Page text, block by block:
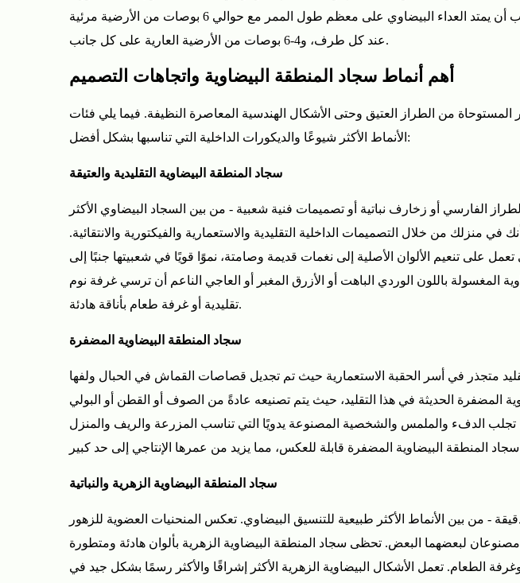
المنطقة
البيضاوية
الزهرية
3.4
سجاد
بيضاوية
صلبة
وبسيطة
4
مواد
سجادة
المنطقة
البيضاوية:
ما
هي
المواد
المناسبة
لمساحتك
الخاصة؟
5
جعل
السجادة
البيضاوية
ترحيبية، مع رؤية 12-18 بوصة من الأرضية العارية حول جميع جوانب السجادة. في الردهة، يجب أن يمتد العداء البيضاوي على معظم طول الممر مع حوالي 6 بوصات من الأرضية مرئية
عند كل طرف، و4-6 بوصات من الأرضية العارية على كل جانب.
أهم أنماط سجاد المنطقة البيضاوية واتجاهات التصميم
من الطراز العتيق وحتى الأشكال الهندسية المعاصرة النظيفة. فيما يلي فئات
الأنماط الأكثر شيوعًا والديكورات الداخلية التي تناسبها بشكل أفضل:
سجاد المنطقة البيضاوية التقليدية والعتيقة
الفارسي أو زخارف نباتية أو تصميمات فنية شعبية - من بين السجاد البيضاوي الأكثر
من خلال التصميمات الداخلية التقليدية والاستعمارية والفيكتورية والانتقائية.
على تنعيم الألوان الأصلية إلى نغمات قديمة وصامتة، نموًا قويًا في شعبيتها جنبًا إلى
المغسولة باللون الوردي الباهت أو الأزرق المغبر أو العاجي الناعم أن ترسي غرفة نوم
تقليدية أو غرفة طعام بأناقة هادئة.
سجاد المنطقة البيضاوية المضفرة
متجذر في أسر الحقبة الاستعمارية حيث تم تجديل قصاصات القماش في الحبال ولفها
الحديثة في هذا التقليد، حيث يتم تصنيعه عادةً من الصوف أو القطن أو البولي
الدفء والملمس والشخصية المصنوعة يدويًا التي تناسب المزرعة والريف والمنزل
سجاد المنطقة البيضاوية الزهرية والنباتية
- من بين الأنماط الأكثر طبيعية للتنسيق البيضاوي. تعكس المنحنيات العضوية للزهور
لبعضهما البعض. تحظى سجاد المنطقة البيضاوية الزهرية بألوان هادئة ومتطورة
الطعام. تعمل الأشكال البيضاوية الزهرية الأكثر إشراقًا والأكثر رسمًا بشكل جيد في